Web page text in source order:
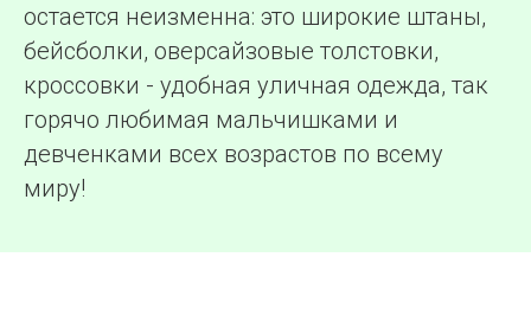
остается неизменна: это широкие штаны,
бейсболки, оверсайзовые толстовки,
кроссовки - удобная уличная одежда, так
горячо любимая мальчишками и
девченками всех возрастов по всему
миру!